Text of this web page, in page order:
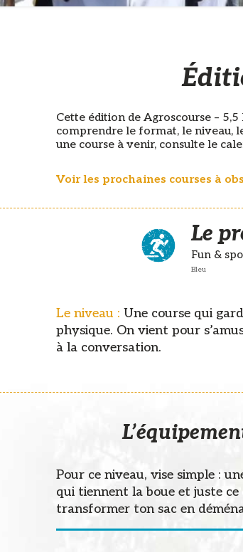
Cette édition de Agroscourse –
comprendre le format, le niveau,
une course à venir, consulte le
Voir les prochaines courses à
Le
Fun &
Bleu
Le niveau : Une course qui
physique. On vient pour
à la conversation.
Pour ce niveau, vise simple :
qui tiennent la boue et juste
transformer ton sac en